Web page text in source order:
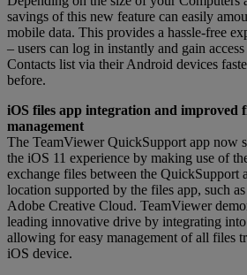
savings of this new feature can easily
mobile data. This provides a hassle-free
– users can log in instantly and gain
Contacts list via their Android devices
before.
iOS files app integration and improved
management
The TeamViewer QuickSupport app now
the iOS 11 experience by making use of
exchange files between the QuickSupport
location supported by the files app, such
Adobe Creative Cloud. TeamViewer
leading innovative drive by integrating
allowing for easy management of all files
iOS device.